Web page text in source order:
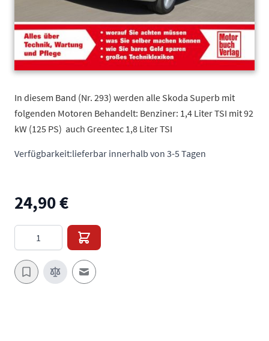
In diesem Band (Nr. 293) werden alle Skoda Superb mit
folgenden Motoren Behandelt: Benziner: 1,4 Liter TSI mit 92
kW (125 PS)  auch Greentec 1,8 Liter TSI
Verfügbarkeit:lieferbar innerhalb von 3-5 Tagen
24,90 €
Menge
E-Mail an einen Freund